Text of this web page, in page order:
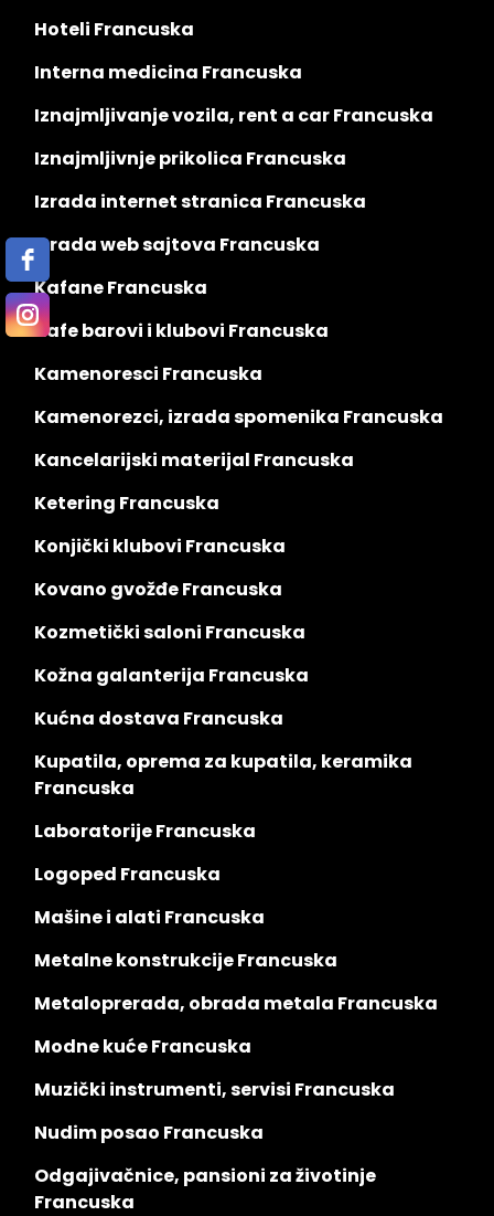
Hoteli Francuska
Interna medicina Francuska
Iznajmljivanje vozila, rent a car Francuska
Iznajmljivnje prikolica Francuska
Izrada internet stranica Francuska
Izrada web sajtova Francuska
Kafane Francuska
Kafe barovi i klubovi Francuska
Kamenoresci Francuska
Kamenorezci, izrada spomenika Francuska
Kancelarijski materijal Francuska
Ketering Francuska
Konjički klubovi Francuska
Kovano gvožđe Francuska
Kozmetički saloni Francuska
Kožna galanterija Francuska
Kućna dostava Francuska
Kupatila, oprema za kupatila, keramika
Francuska
Laboratorije Francuska
Logoped Francuska
Mašine i alati Francuska
Metalne konstrukcije Francuska
Metaloprerada, obrada metala Francuska
Modne kuće Francuska
Muzički instrumenti, servisi Francuska
Nudim posao Francuska
Odgajivačnice, pansioni za životinje
Francuska